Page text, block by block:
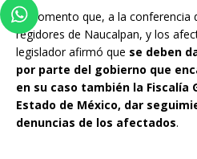
Le comento que, a la conferencia
regidores de Naucalpan, y los
legislador afirmó que se deben
por parte del gobierno que
en su caso también la Fiscalía
Estado de México, dar
denuncias de los afectados.